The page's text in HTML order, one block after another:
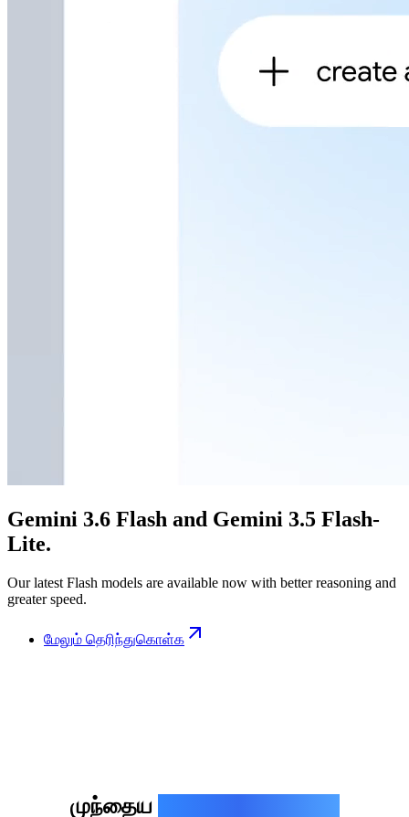
Gemini 3.6 Flash and Gemini 3.5 Flash-
Lite.
Our latest Flash models are available now with better reasoning and
greater speed.
மேலும் தெரிந்துகொள்க
முந்தைய